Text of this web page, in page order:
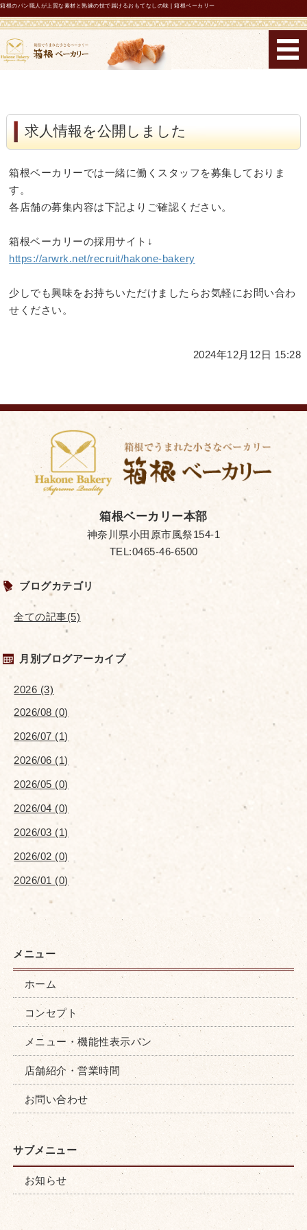
箱根ベーカリ
箱根のパン職人が上質な素材と熟練の技で届けるおもてなしの味 | 箱根ベーカリー
コンセプト
メニュー・機能性表示パン
店舗紹介・営業時間
求人情報を公開しました
箱根ベーカリーでは一緒に働くスタッフを募集しておりま
す。
各店舗の募集内容は下記よりご確認ください。
箱根ベーカリーの採用サイト↓
https://arwrk.net/recruit/hakone-bakery
少しでも興味をお持ちいただけましたらお気軽にお問い合わ
せください。
2024年12月12日 15:28
箱根ベーカリー本部
神奈川県小田原市風祭154-1
TEL:0465-46-6500
ブログカテゴリ
全ての記事(5)
月別ブログアーカイブ
2026 (3)
2026/08 (0)
2026/07 (1)
2026/06 (1)
2026/05 (0)
2026/04 (0)
2026/03 (1)
2026/02 (0)
2026/01 (0)
ホーム
コンセプト
メニュー・機能性表示パン
店舗紹介・営業時間
お問い合わせ
お知らせ